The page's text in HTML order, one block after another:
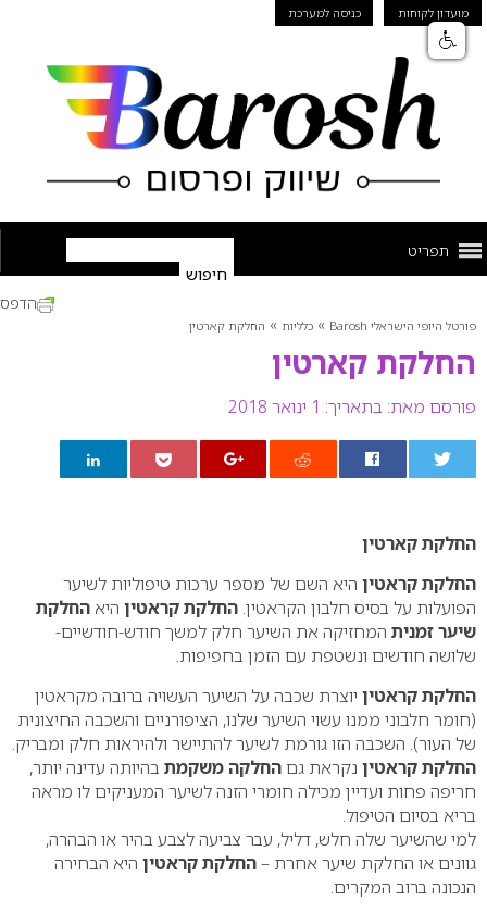
מועדון לקוחות כניסה למערכת
תפריט
פורטל היופי הישראלי Barosh » כלליות » החלקת קארטין
החלקת קארטין
פורסם מאת: בתאריך: 1 ינואר 2018
הדפס
החלקת קארטין
החלקת קראטין היא השם של מספר ערכות טיפוליות לשיער
הפועלות על בסיס חלבון הקראטין. החלקת קראטין היא החלקת
שיער זמנית המחזיקה את השיער חלק למשך חודש-חודשיים-
שלושה חודשים ונשטפת עם הזמן בחפיפות.
החלקת קראטין יוצרת שכבה על השיער העשויה ברובה מקראטין
(חומר חלבוני ממנו עשוי השיער שלנו, הציפורניים והשכבה החיצונית
של העור). השכבה הזו גורמת לשיער להתיישר ולהיראות חלק ומבריק.
החלקת קראטין נקראת גם החלקה משקמת בהיותה עדינה יותר,
חריפה פחות ועדיין מכילה חומרי הזנה לשיער המעניקים לו מראה
בריא בסיום הטיפול.
למי שהשיער שלה חלש, דליל, עבר צביעה לצבע בהיר או הבהרה,
גוונים או החלקת שיער אחרת –החלקת קראטין היא הבחירה
הנכונה ברוב המקרים.